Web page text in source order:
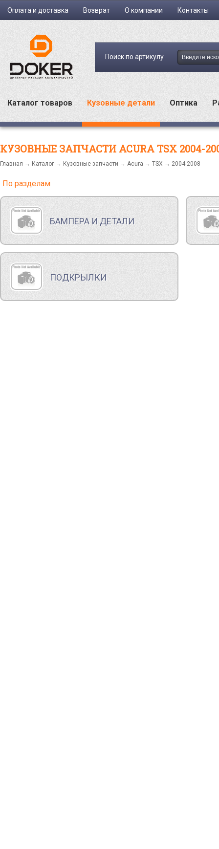
Оплата и доставка Возврат О компании Контакты
Поиск по артикулу
Каталог товаров Кузовные детали Оптика
КУЗОВНЫЕ ЗАПЧАСТИ ACURA TSX 2004-
Главная → Каталог → Кузовные запчасти → Acura → TSX → 2004-2008
По разделам
БАМПЕРА И ДЕТАЛИ
ПОДКРЫЛКИ